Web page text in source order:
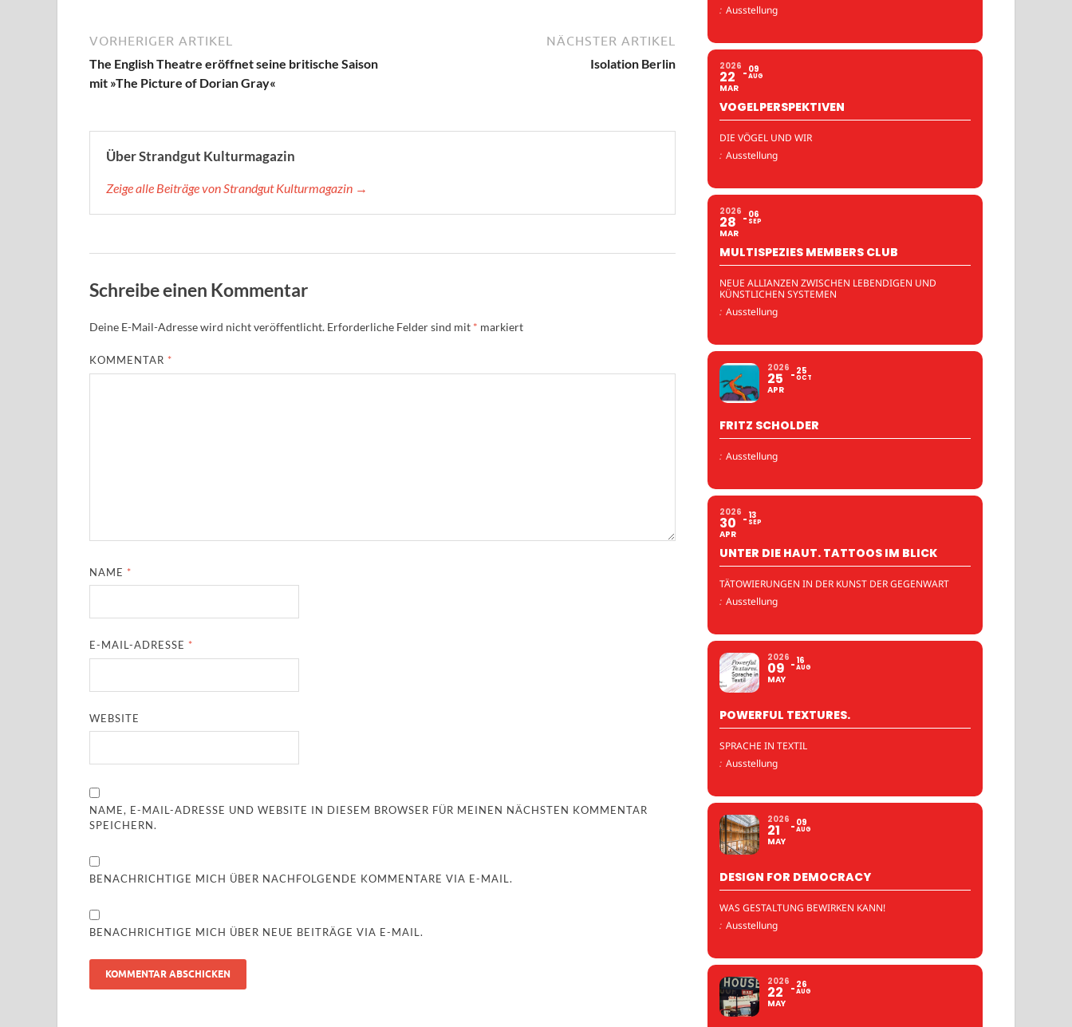
VORHERIGER ARTIKEL
The English Theatre eröffnet seine britische Saison
mit »The Picture of Dorian Gray«
NÄCHSTER ARTIKEL
Isolation Berlin
Über Strandgut Kulturmagazin
Zeige alle Beiträge von Strandgut Kulturmagazin →
Schreibe einen Kommentar
Deine E-Mail-Adresse wird nicht veröffentlicht. Erforderliche Felder sind mit * markiert
KOMMENTAR *
NAME *
E-MAIL-ADRESSE *
WEBSITE
NAME, E-MAIL-ADRESSE UND WEBSITE IN DIESEM BROWSER FÜR MEINEN NÄCHSTEN KOMMENTAR
SPEICHERN.
BENACHRICHTIGE MICH ÜBER NACHFOLGENDE KOMMENTARE VIA E-MAIL.
BENACHRICHTIGE MICH ÜBER NEUE BEITRÄGE VIA E-MAIL.
: Ausstellung
2026
22
MAR
09
AUG
VOGELPERSPEKTIVEN
DIE VÖGEL UND WIR
: Ausstellung
2026
28
MAR
06
SEP
MULTISPEZIES MEMBERS CLUB
NEUE ALLIANZEN ZWISCHEN LEBENDIGEN UND
KÜNSTLICHEN SYSTEMEN
: Ausstellung
2026
25
APR
25
OCT
FRITZ SCHOLDER
: Ausstellung
2026
30
APR
13
SEP
UNTER DIE HAUT. TATTOOS IM BLICK
TÄTOWIERUNGEN IN DER KUNST DER GEGENWART
: Ausstellung
2026
09
MAY
16
AUG
POWERFUL TEXTURES.
SPRACHE IN TEXTIL
: Ausstellung
2026
21
MAY
09
AUG
DESIGN FOR DEMOCRACY
WAS GESTALTUNG BEWIRKEN KANN!
: Ausstellung
2026
22
MAY
26
AUG